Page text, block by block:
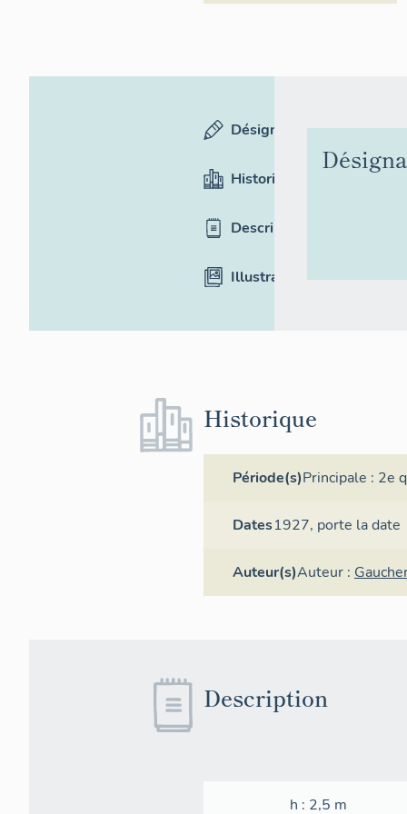
Désignation
Historique
Description
Illustrations
Historique
Période(s)Principale : 2e
Dates1927, porte la date
Auteur(s)Auteur :
Description
h : 2,5 m